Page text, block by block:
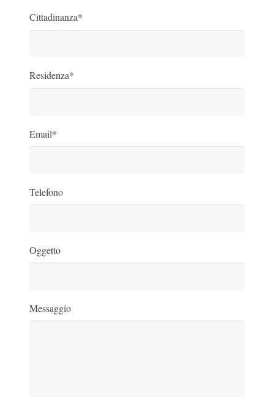
Cittadinanza*
Residenza*
Email*
Telefono
Oggetto
Messaggio